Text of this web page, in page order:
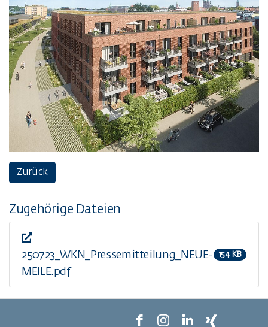
Zurück
Zugehörige Dateien
250723_WKN_Pressemitteilung_NEUE-
MEILE.pdf
154 KB